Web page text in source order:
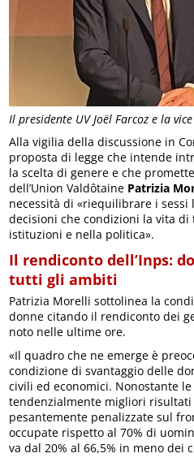
Il presidente UV Joël Farcoz e la
Alla vigilia della discussione in
proposta di legge che intende
la scelta di genere e che
dell’Union Valdôtaine Patrizia
necessità di «riequilibrare i sessi
decisioni che condizioni la vita
istituzioni e nella politica».
Il rendiconto dell’Inps:
tutti gli ambiti
Patrizia Morelli sottolinea la
donne citando il rendiconto dei
noto nelle ultime ore.
«Il quadro che ne emerge è
condizione di svantaggio delle
civili ed economici. Nonostante
tendenzialmente migliori
pesantemente penalizzate sul
occupate rispetto al 70% di
va dal 20% al 66,5% in meno dei